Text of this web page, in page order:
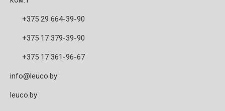
+375 29 664-39-90
+375 17 379-39-90
+375 17 361-96-67
info@leuco.by
leuco.by